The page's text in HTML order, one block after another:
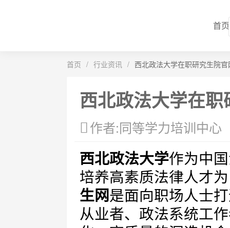
首页
首页 / 行业资讯 / 西北政法大学在职研究生院
西北政法大学在
作者:同等学力培训中心
西北政法大学作为中
培养高素质法律人才
生网是面向职场人士
从业者、政法系统工